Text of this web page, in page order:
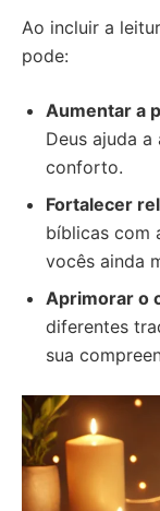
Ao incluir a
pode:
Aumentar a
Deus ajuda
conforto.
Fortalecer
bíblicas com
vocês ainda
Aprimorar o
diferentes
sua